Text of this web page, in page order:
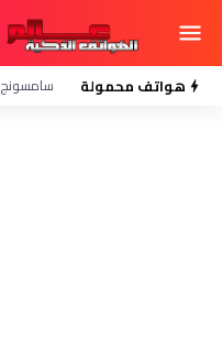
هواتف محمولة سامسونج